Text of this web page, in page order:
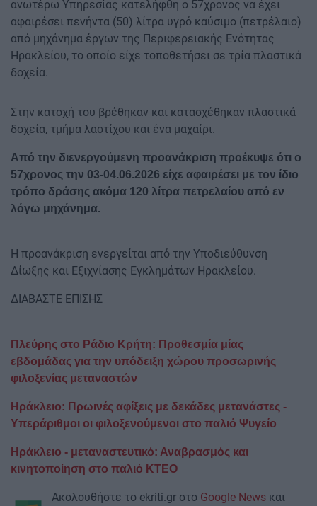
ανωτέρω Υπηρεσίας κατελήφθη ο 57χρονος να έχει
αφαιρέσει πενήντα (50) λίτρα υγρό καύσιμο (πετρέλαιο)
από μηχάνημα έργων της Περιφερειακής Ενότητας
Ηρακλείου, το οποίο είχε τοποθετήσει σε τρία πλαστικά
δοχεία.
Στην κατοχή του βρέθηκαν και κατασχέθηκαν πλαστικά
δοχεία, τμήμα λαστίχου και ένα μαχαίρι.
Από την διενεργούμενη προανάκριση προέκυψε ότι ο
57χρονος την 03-04.06.2026 είχε αφαιρέσει με τον ίδιο
τρόπο δράσης ακόμα 120 λίτρα πετρελαίου από εν
λόγω μηχάνημα.
Η προανάκριση ενεργείται από την Υποδιεύθυνση
Δίωξης και Εξιχνίασης Εγκλημάτων Ηρακλείου.
ΔΙΑΒΑΣΤΕ ΕΠΙΣΗΣ
Πλεύρης στο Ράδιο Κρήτη: Προθεσμία μίας
εβδομάδας για την υπόδειξη χώρου προσωρινής
φιλοξενίας μεταναστών
Ηράκλειο: Πρωινές αφίξεις με δεκάδες μετανάστες -
Υπεράριθμοι οι φιλοξενούμενοι στο παλιό Ψυγείο
Ηράκλειο - μεταναστευτικό: Αναβρασμός και
κινητοποίηση στο παλιό ΚΤΕΟ
Ακολουθήστε το ekriti.gr στο Google News και